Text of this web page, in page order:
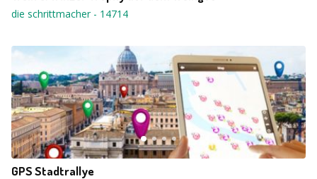
die schrittmacher- 14714
GPS Stadtrallye